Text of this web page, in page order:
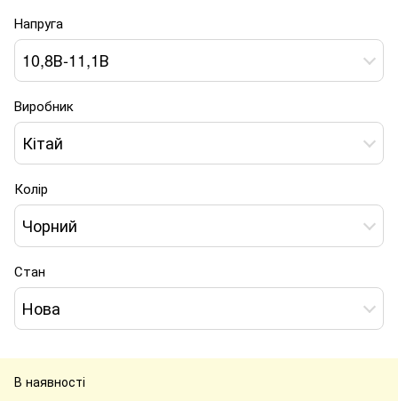
Напруга
10,8В-11,1В
Виробник
Кітай
Колір
Чорний
Стан
Нова
В наявності